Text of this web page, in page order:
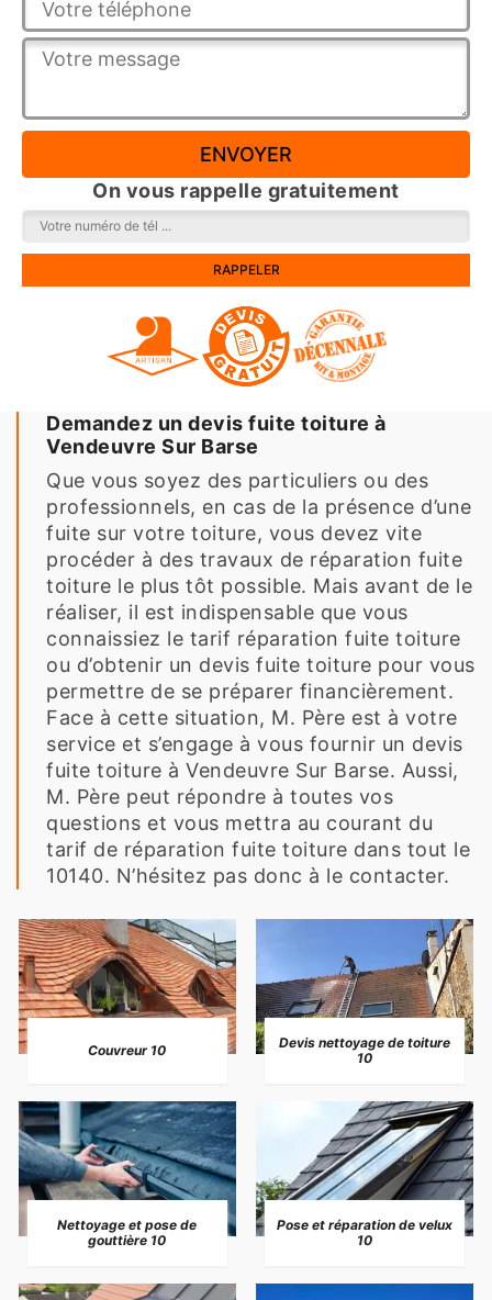
On vous rappelle gratuitement
Demandez un devis fuite toiture à
Vendeuvre Sur Barse
Que vous soyez des particuliers ou des
professionnels, en cas de la présence d’une
fuite sur votre toiture, vous devez vite
procéder à des travaux de réparation fuite
toiture le plus tôt possible. Mais avant de le
réaliser, il est indispensable que vous
connaissiez le tarif réparation fuite toiture
ou d’obtenir un devis fuite toiture pour vous
permettre de se préparer financièrement.
Face à cette situation, M. Père est à votre
service et s’engage à vous fournir un devis
fuite toiture à Vendeuvre Sur Barse. Aussi,
M. Père peut répondre à toutes vos
questions et vous mettra au courant du
tarif de réparation fuite toiture dans tout le
10140. N’hésitez pas donc à le contacter.
Couvreur 10
Devis nettoyage de toiture
10
Nettoyage et pose de
gouttière 10
Pose et réparation de velux
10